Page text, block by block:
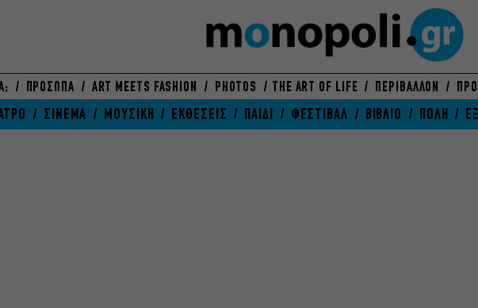
ΠΡΟΣΩΠΑ ART MEETS FASHION PHOTOS THE ART OF LIFE ΠΕΡΙΒΑΛΛΟΝ
ΣΙΝΕΜΑ ΜΟΥΣΙΚΗ ΕΚΘΕΣΕΙΣ ΠΑΙΔΙ ΦΕΣΤΙΒΑΛ ΒΙΒΛΙΟ ΠΟΛΗ